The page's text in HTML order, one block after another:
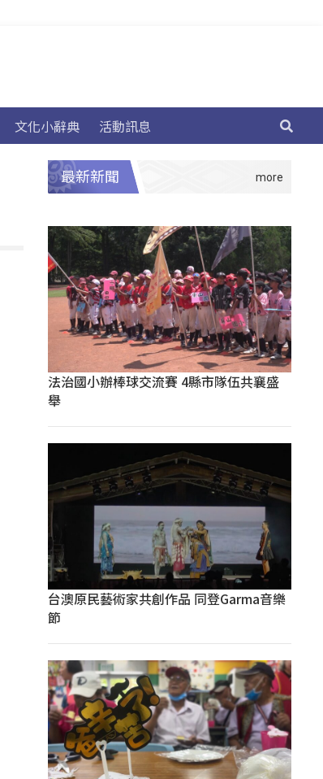
文化小辭典 活動訊息
最新新聞
法治國小辦棒球交流賽 4縣市隊伍共襄盛
舉
台澳原民藝術家共創作品 同登Garma音樂
節